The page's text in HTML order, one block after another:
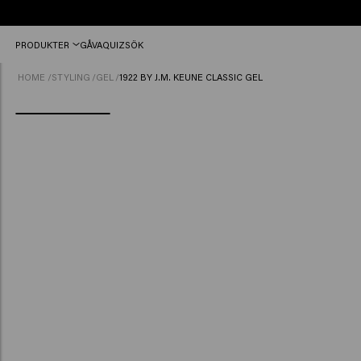
före
12:00,
skickas
PRODUKTER GÅVAQUIZSÖK
HOME /STYLING /GEL /1922 BY J.M. KEUNE CLASSIC GEL